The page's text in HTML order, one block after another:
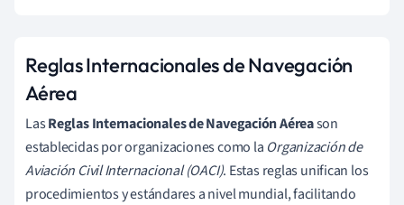
Reglas Internacionales de Navegación
Aérea
LasReglas Internacionales de Navegación Aéreason
establecidas por organizaciones como la Organización de
Aviación Civil Internacional (OACI). Estas reglas unifican los
procedimientos y estándares a nivel mundial, facilitando